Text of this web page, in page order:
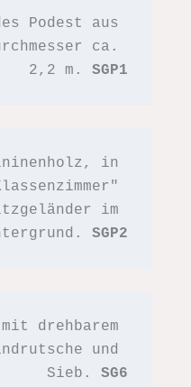
Podest aus
ca.
2,2 m. SGP1
in
im
SGP2
drehbarem
und
Sieb. SG6